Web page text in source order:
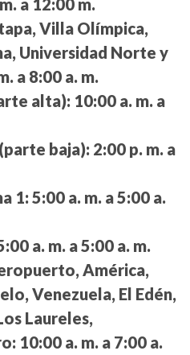
Villa Olímpica,
Universidad Norte y
a 8:00 a. m.
alta): 10:00 a. m. a
baja): 2:00 p. m. a
1: 5:00 a. m. a 5:00 a.
a. m. a 5:00 a. m.
América,
Venezuela, El Edén,
Laureles,
10:00 a. m. a 7:00 a.